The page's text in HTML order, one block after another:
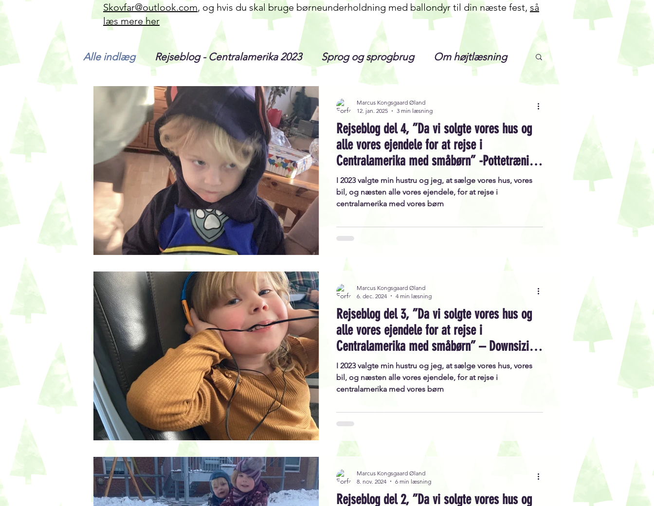
Skovfar@outlook.com, og hvis du skal bruge børneunderholdning med ballondyr til din næste fest, så
læs mere her
Alle indlæg Rejseblog - Centralamerika 2023 Sprog og sprogbrug Om højtlæsning
Fra kaos til familiefar Mental load
Rejseblog del 4, ”Da vi solgte vores hus og
alle vores ejendele for at rejse i
Centralamerika med småbørn” -Pottetræning
på et fly.
I 2023 valgte min hustru og jeg, at sælge vores hus, vores
bil, og næsten alle vores ejendele, for at rejse i
centralamerika med vores børn
Marcus Kongsgaard Øland
12. jan. 2025
3 min læsning
Rejseblog del 3, ”Da vi solgte vores hus og
alle vores ejendele for at rejse i
Centralamerika med småbørn” – Downsizing,
lejlighedssalg, forberedelser, og så mange
penge som muligt..
I 2023 valgte min hustru og jeg, at sælge vores hus, vores
bil, og næsten alle vores ejendele, for at rejse i
centralamerika med vores børn
Marcus Kongsgaard Øland
6. dec. 2024
4 min læsning
Rejseblog del 2, ”Da vi solgte vores hus og
Marcus Kongsgaard Øland
8. nov. 2024
6 min læsning